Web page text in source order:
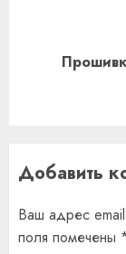
Следующая
Добавить
Ваш адрес
поля помечены